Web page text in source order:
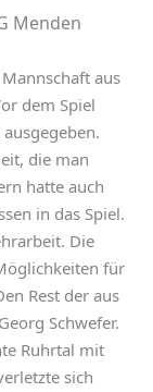
Menden
aus
dem Spiel
die man
hatte auch
in das Spiel.
Die
für
Rest der aus
Schwefer.
Ruhrtal mit
sich